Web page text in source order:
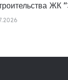
ЖК